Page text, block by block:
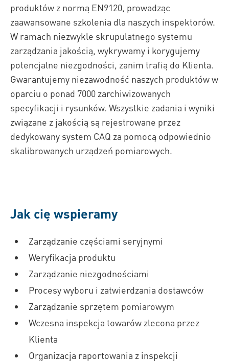
produktów z normą EN9120, prowadząc
zaawansowane szkolenia dla naszych inspektorów.
W ramach niezwykle skrupulatnego systemu
zarządzania jakością, wykrywamy i korygujemy
potencjalne niezgodności, zanim trafią do Klienta.
Gwarantujemy niezawodność naszych produktów w
oparciu o ponad 7000 zarchiwizowanych
specyfikacji i rysunków. Wszystkie zadania i wyniki
związane z jakością są rejestrowane przez
dedykowany system CAQ za pomocą odpowiednio
skalibrowanych urządzeń pomiarowych.
Jak cię wspieramy
Zarządzanie częściami seryjnymi
Weryfikacja produktu
Zarządzanie niezgodnościami
Procesy wyboru i zatwierdzania dostawców
Zarządzanie sprzętem pomiarowym
Wczesna inspekcja towarów zlecona przez
Klienta
Organizacja raportowania z inspekcji